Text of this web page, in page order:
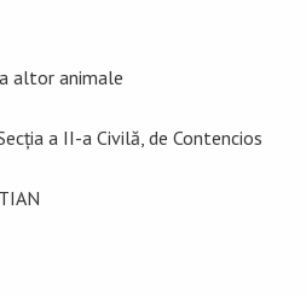
altor animale
a II-a Civilă, de Contencios